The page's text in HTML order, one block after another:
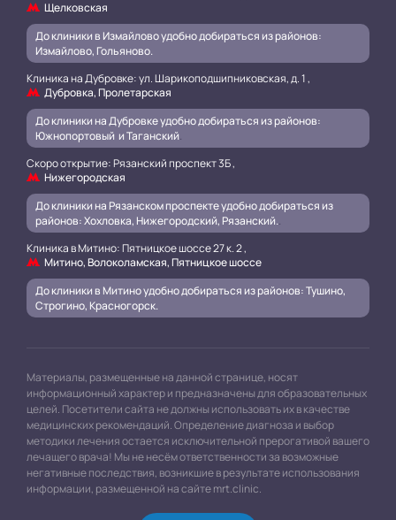
Щелковская
До клиники в Измайлово удобно добираться из районов:
Измайлово, Гольяново.
Клиника на Дубровке: ул. Шарикоподшипниковская, д. 1 ,
Дубровка, Пролетарская
До клиники на Дубровке удобно добираться из районов:
Южнопортовый и Таганский.
Скоро открытие: Рязанский проспект 3Б ,
Нижегородская
До клиники на Рязанском проспекте удобно добираться из
районов: Хохловка, Нижегородский, Рязанский..
Клиника в Митино: Пятницкое шоссе 27 к. 2 ,
Митино, Волоколамская, Пятницкое шоссе
До клиники в Митино удобно добираться из районов: Тушино,
Строгино, Красногорск.
Материалы, размещенные на данной странице, носят
информационный характер и предназначены для образовательных
целей. Посетители сайта не должны использовать их в качестве
медицинских рекомендаций. Определение диагноза и выбор
методики лечения остается исключительной прерогативой вашего
лечащего врача! Мы не несём ответственности за возможные
негативные последствия, возникшие в результате использования
информации, размещенной на сайте mrt.clinic.